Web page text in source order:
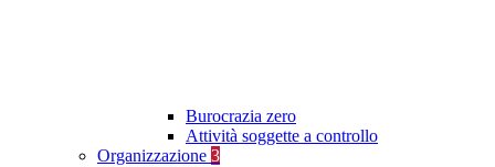
Burocrazia zero
Attività soggette a controllo
Organizzazione 3